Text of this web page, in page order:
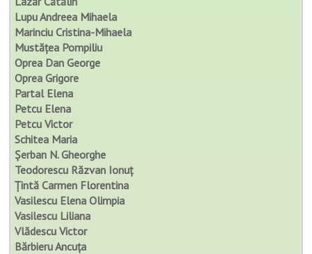
Lupu Andreea Mihaela
Marinciu Cristina-Mihaela
Mustățea Pompiliu
Oprea Dan George
Oprea Grigore
Partal Elena
Petcu Elena
Petcu Victor
Schitea Maria
Șerban N. Gheorghe
Teodorescu Răzvan Ionuț
Țintă Carmen Florentina
Vasilescu Elena Olimpia
Vasilescu Liliana
Vlădescu Victor
Bărbieru Ancuța